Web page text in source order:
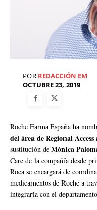
POR REDACCIÓN EM
OCTUBRE 23, 2019
Roche Farma España ha
del área de Regional
sustitución de Mónica
Care de la compañía desde
Roca se encargará de
medicamentos de Roche a
integrarla con el